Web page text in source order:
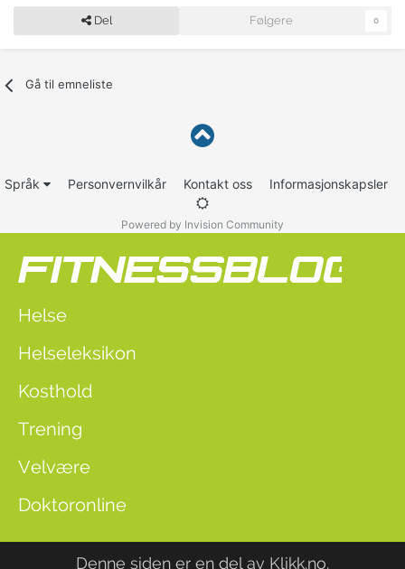
Del Følgere 0
Gå til emneliste
Språk Personvernvilkår Kontakt oss Informasjonskapsler
Powered by Invision Community
Helse
Helseleksikon
Kosthold
Trening
Velvære
Doktoronline
Denne siden er en del av Klikk.no.